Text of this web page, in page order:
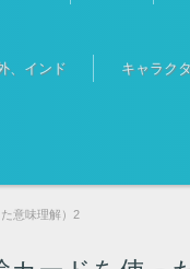
、インド キャラク
意味理解）2